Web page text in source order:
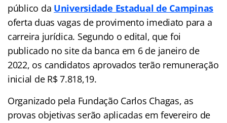
público da Universidade Estadual de Campinas
oferta duas vagas de provimento imediato para a
carreira jurídica. Segundo o edital, que foi
publicado no site da banca em 6 de janeiro de
2022, os candidatos aprovados terão remuneração
inicial de R$ 7.818,19.
Organizado pela Fundação Carlos Chagas, as
provas objetivas serão aplicadas em fevereiro de